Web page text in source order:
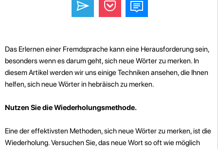
Das Erlernen einer Fremdsprache kann eine Herausforderung sein,
besonders wenn es darum geht, sich neue Wörter zu merken. In
diesem Artikel werden wir uns einige Techniken ansehen, die Ihnen
helfen, sich neue Wörter in hebräisch zu merken.
Nutzen Sie die Wiederholungsmethode.
Eine der effektivsten Methoden, sich neue Wörter zu merken, ist die
Wiederholung. Versuchen Sie, das neue Wort so oft wie möglich